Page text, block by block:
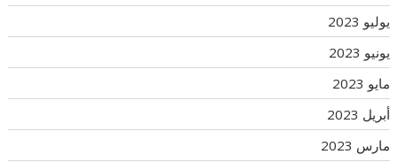
يوليو 2023
يونيو 2023
مايو 2023
أبريل 2023
مارس 2023